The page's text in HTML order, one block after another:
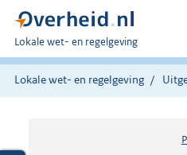
U
bent
hier:
Lokale wet- en regelgeving
Lokale wet- en regelgeving